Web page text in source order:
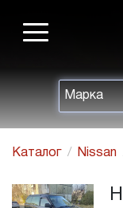
Каталог Nissan